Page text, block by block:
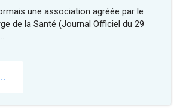
une association agréée par le
de la Santé (Journal Officiel du 29